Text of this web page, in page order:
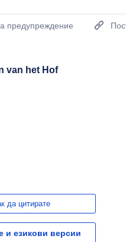
предупреждение
van het Hof
да цитирате
и езикови версии